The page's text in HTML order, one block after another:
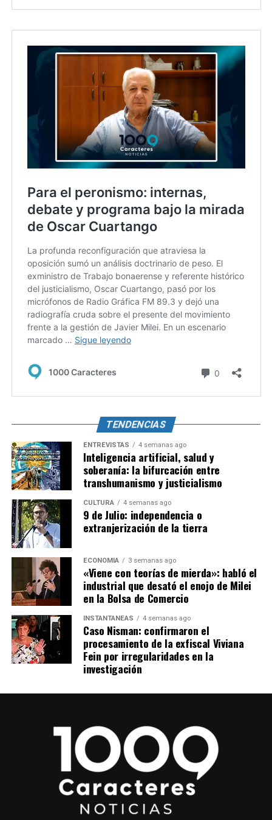
TENDENCIAS
ENTREVISTAS 4 semanas ago
Inteligencia artificial, salud y
soberanía: la bifurcación entre
transhumanismo y justicialismo
CULTURA 4 semanas ago
9 de Julio: independencia o
extranjerización de la tierra
ECONOMÍA 3 semanas ago
«Viene con teorías de mierda»: habló el
industrial que desató el enojo de Milei
en la Bolsa de Comercio
INSTANTÁNEAS 4 semanas ago
Caso Nisman: confirmaron el
procesamiento de la exfiscal Viviana
Fein por irregularidades en la
investigación